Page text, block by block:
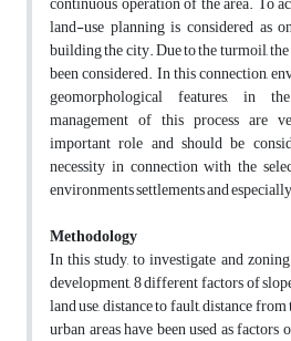
land-use planning is considered as
building the city. Due to the turmoil,
been considered. In this connection,
geomorphological features, in
management of this process are
important role and should be
necessity in connection with the
environments settlements and
Methodology
In this study, to investigate and
development, 8 different factors of
land use, distance to fault, distance
urban areas have been used as